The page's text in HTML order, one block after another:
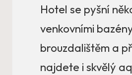
Hotel se pyšní
venkovními
brouzdalištěm a
najdete i skvělý